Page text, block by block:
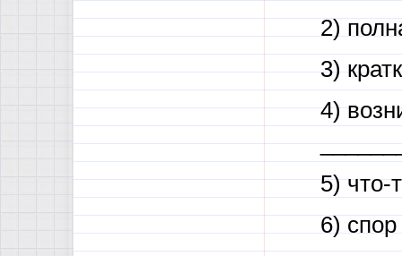
2)
3)
4)
5) что-
6)